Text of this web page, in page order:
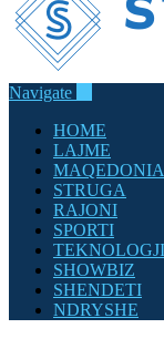
Navigate
HOME
LAJME
MAQEDONIA
STRUGA
RAJONI
SPORTI
TEKNOLOGJI
SHOWBIZ
SHENDETI
NDRYSHE